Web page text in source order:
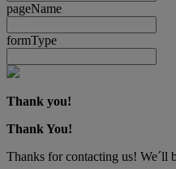
pageName
formType
Thank you!
Thank You!
Thanks for contacting us! We´ll